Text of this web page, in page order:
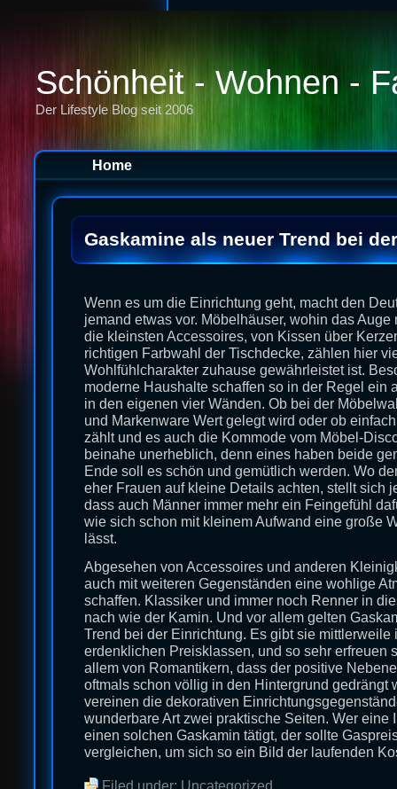
Schönheit - Wohnen -
Der Lifestyle Blog seit 2006
Home
Gaskamine als neuer Trend bei
Wenn es um die Einrichtung geht, macht den
jemand etwas vor. Möbelhäuser, wohin das Auge
die kleinsten Accessoires, von Kissen über
richtigen Farbwahl der Tischdecke, zählen hier
Wohlfühlcharakter zuhause gewährleistet ist.
moderne Haushalte schaffen so in der Regel ein
in den eigenen vier Wänden. Ob bei der
und Markenware Wert gelegt wird oder ob
zählt und es auch die Kommode vom Möbel-
beinahe unerheblich, denn eines haben beide
Ende soll es schön und gemütlich werden. Wo
eher Frauen auf kleine Details achten, stellt sich
dass auch Männer immer mehr ein Feingefühl
wie sich schon mit kleinem Aufwand eine große
lässt.
Abgesehen von Accessoires und anderen
auch mit weiteren Gegenständen eine wohlige
schaffen. Klassiker und immer noch Renner in
nach wie der Kamin. Und vor allem gelten
Trend bei der Einrichtung. Es gibt sie mittlerweile
erdenklichen Preisklassen, und so sehr erfreuen
allem von Romantikern, dass der positive
oftmals schon völlig in den Hintergrund gedrängt
vereinen die dekorativen
wunderbare Art zwei praktische Seiten. Wer eine
einen solchen Gaskamin tätigt, der sollte
vergleichen, um sich so ein Bild der laufenden
Filed under: Uncategorized